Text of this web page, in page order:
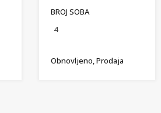
BROJ SOBA
4
Obnovljeno, Prodaja